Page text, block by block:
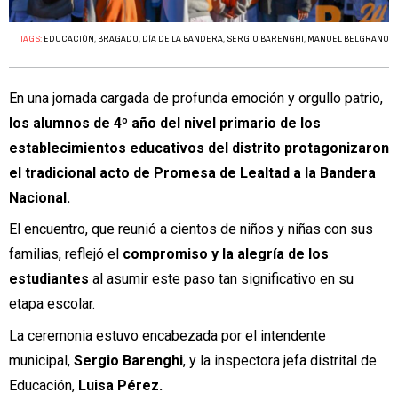
TAGS: EDUCACIÓN, BRAGADO, DÍA DE LA BANDERA, SERGIO BARENGHI , MANUEL BELGRANO
En una jornada cargada de profunda emoción y orgullo patrio,
los alumnos de 4º año del nivel primario de los
establecimientos educativos del distrito protagonizaron
el tradicional acto de Promesa de Lealtad a la Bandera
Nacional.
El encuentro, que reunió a cientos de niños y niñas con sus
familias, reflejó el compromiso y la alegría de los
estudiantes al asumir este paso tan significativo en su
etapa escolar.
La ceremonia estuvo encabezada por el intendente
municipal, Sergio Barenghi, y la inspectora jefa distrital de
Educación, Luisa Pérez.